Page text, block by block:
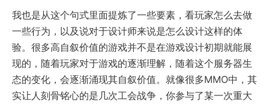
我也是从这个句式里面提炼了一些要素，看玩家怎么去做
一些行为，以及说对于设计师来说是怎么设计这样的体
验。很多高自叙价值的游戏并不是在游戏设计初期就能展
现的，随着玩家对于游戏的逐渐理解，随着这个服务器生
态的变化，会逐渐涌现其自叙价值。就像很多MMO中，其
实让人刻骨铭心的是几次工会战争，你参与了某一次重大